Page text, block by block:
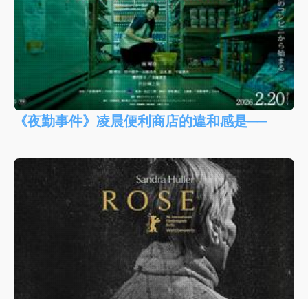
《夜勤事件》凌晨便利商店的違和感是──